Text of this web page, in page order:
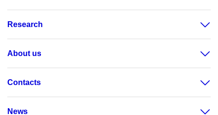
Research
About us
Contacts
News